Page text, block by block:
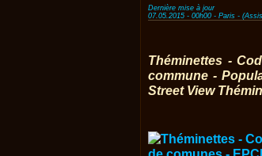
Dernière mise à jour
07.05.2015 - 00h00 - Paris -
Théminettes -
commune -
Street View